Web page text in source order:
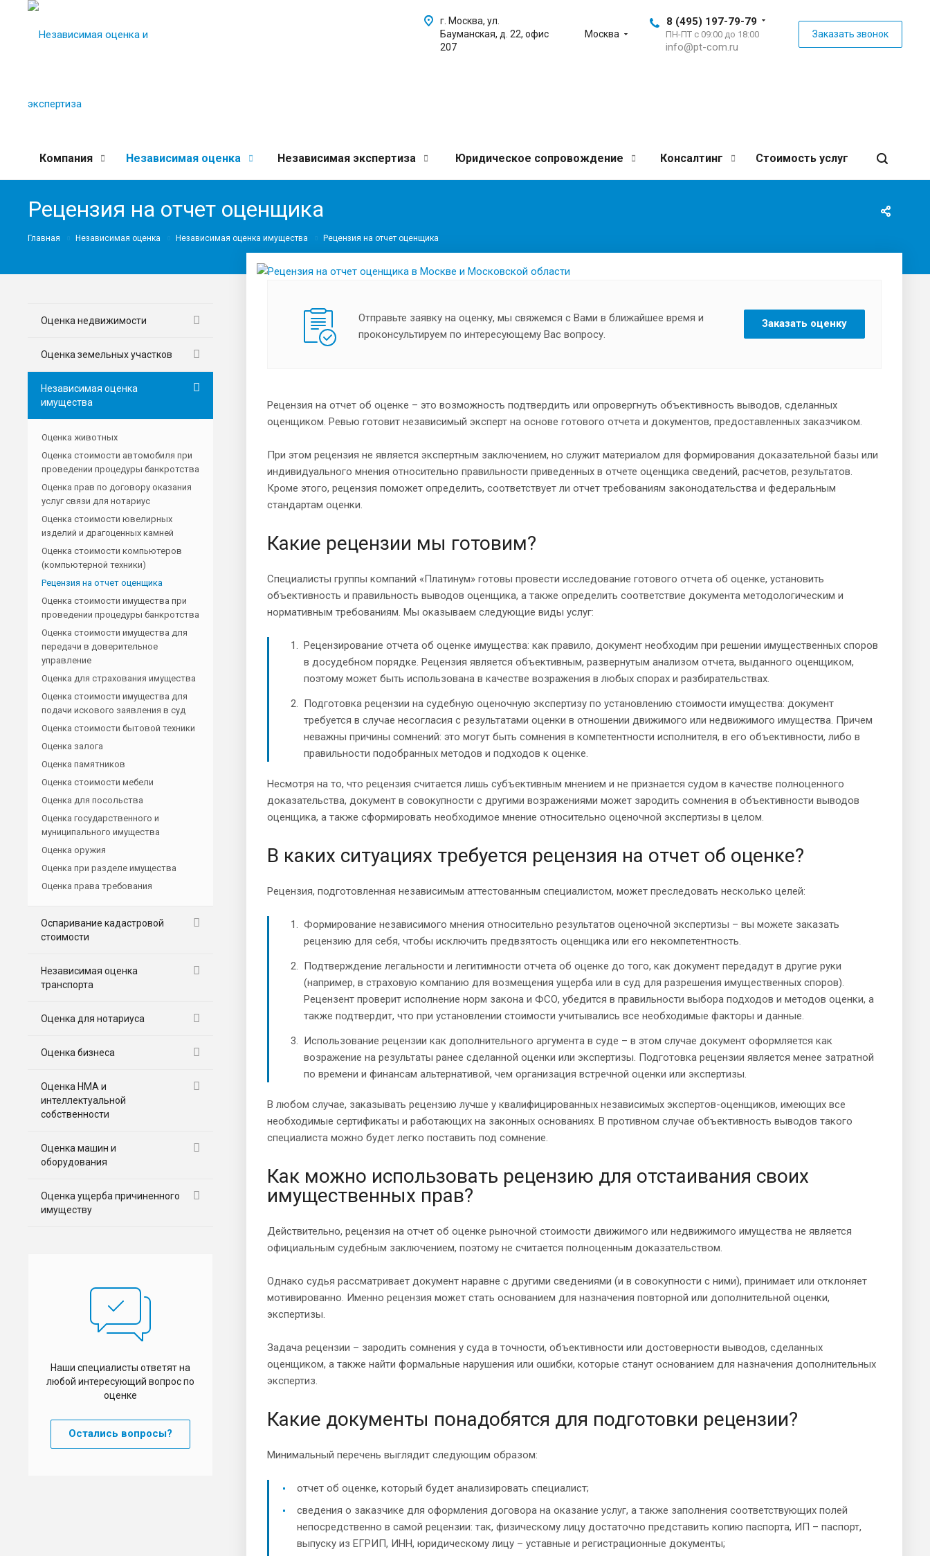
Москва
8 (495) 197-79-79
ПН-ПТ с 09:00 до 18:00
info@pt-com.ru
Заказать звонок
г. Москва, ул.
Бауманская, д. 22, офис
207
Компания Независимая оценка Независимая экспертиза Юридическое сопровождение Консалтинг Стоимость услуг
Рецензия на отчет оценщика
Главная Независимая оценка Независимая оценка имущества Рецензия на отчет оценщика
Отправьте заявку на оценку, мы свяжемся с Вами в ближайшее время и
проконсультируем по интересующему Вас вопросу.
Заказать оценку
Рецензия на отчет об оценке – это возможность подтвердить или опровергнуть объективность выводов, сделанных
оценщиком. Ревью готовит независимый эксперт на основе готового отчета и документов, предоставленных заказчиком.
При этом рецензия не является экспертным заключением, но служит материалом для формирования доказательной базы или
индивидуального мнения относительно правильности приведенных в отчете оценщика сведений, расчетов, результатов.
Кроме этого, рецензия поможет определить, соответствует ли отчет требованиям законодательства и федеральным
стандартам оценки.
Какие рецензии мы готовим?
Специалисты группы компаний «Платинум» готовы провести исследование готового отчета об оценке, установить
объективность и правильность выводов оценщика, а также определить соответствие документа методологическим и
нормативным требованиям. Мы оказываем следующие виды услуг:
Рецензирование отчета об оценке имущества: как правило, документ необходим при решении имущественных споров
в досудебном порядке. Рецензия является объективным, развернутым анализом отчета, выданного оценщиком,
поэтому может быть использована в качестве возражения в любых спорах и разбирательствах.
Подготовка рецензии на судебную оценочную экспертизу по установлению стоимости имущества: документ
требуется в случае несогласия с результатами оценки в отношении движимого или недвижимого имущества. Причем
неважны причины сомнений: это могут быть сомнения в компетентности исполнителя, в его объективности, либо в
правильности подобранных методов и подходов к оценке.
Несмотря на то, что рецензия считается лишь субъективным мнением и не признается судом в качестве полноценного
доказательства, документ в совокупности с другими возражениями может зародить сомнения в объективности выводов
оценщика, а также сформировать необходимое мнение относительно оценочной экспертизы в целом.
В каких ситуациях требуется рецензия на отчет об оценке?
Рецензия, подготовленная независимым аттестованным специалистом, может преследовать несколько целей:
Формирование независимого мнения относительно результатов оценочной экспертизы – вы можете заказать
рецензию для себя, чтобы исключить предвзятость оценщика или его некомпетентность.
Подтверждение легальности и легитимности отчета об оценке до того, как документ передадут в другие руки
(например, в страховую компанию для возмещения ущерба или в суд для разрешения имущественных споров).
Рецензент проверит исполнение норм закона и ФСО, убедится в правильности выбора подходов и методов оценки, а
также подтвердит, что при установлении стоимости учитывались все необходимые факторы и данные.
Использование рецензии как дополнительного аргумента в суде – в этом случае документ оформляется как
возражение на результаты ранее сделанной оценки или экспертизы. Подготовка рецензии является менее затратной
по времени и финансам альтернативой, чем организация встречной оценки или экспертизы.
В любом случае, заказывать рецензию лучше у квалифицированных независимых экспертов-оценщиков, имеющих все
необходимые сертификаты и работающих на законных основаниях. В противном случае объективность выводов такого
специалиста можно будет легко поставить под сомнение.
Как можно использовать рецензию для отстаивания своих
имущественных прав?
Действительно, рецензия на отчет об оценке рыночной стоимости движимого или недвижимого имущества не является
официальным судебным заключением, поэтому не считается полноценным доказательством.
Однако судья рассматривает документ наравне с другими сведениями (и в совокупности с ними), принимает или отклоняет
мотивированно. Именно рецензия может стать основанием для назначения повторной или дополнительной оценки,
экспертизы.
Задача рецензии – зародить сомнения у суда в точности, объективности или достоверности выводов, сделанных
оценщиком, а также найти формальные нарушения или ошибки, которые станут основанием для назначения дополнительных
экспертиз.
Какие документы понадобятся для подготовки рецензии?
Минимальный перечень выглядит следующим образом:
отчет об оценке, который будет анализировать специалист;
сведения о заказчике для оформления договора на оказание услуг, а также заполнения соответствующих полей
непосредственно в самой рецензии: так, физическому лицу достаточно представить копию паспорта, ИП – паспорт,
выпуску из ЕГРИП, ИНН, юридическому лицу – уставные и регистрационные документы;
Оценка недвижимости
Оценка земельных участков
Независимая оценка
имущества
Оценка животных
Оценка стоимости автомобиля при
проведении процедуры банкротства
Оценка прав по договору оказания
услуг связи для нотариус
Оценка стоимости ювелирных
изделий и драгоценных камней
Оценка стоимости компьютеров
(компьютерной техники)
Рецензия на отчет оценщика
Оценка стоимости имущества при
проведении процедуры банкротства
Оценка стоимости имущества для
передачи в доверительное
управление
Оценка для страхования имущества
Оценка стоимости имущества для
подачи искового заявления в суд
Оценка стоимости бытовой техники
Оценка залога
Оценка памятников
Оценка стоимости мебели
Оценка для посольства
Оценка государственного и
муниципального имущества
Оценка оружия
Оценка при разделе имущества
Оценка права требования
Оспаривание кадастровой
стоимости
Независимая оценка
транспорта
Оценка для нотариуса
Оценка бизнеса
Оценка НМА и
интеллектуальной
собственности
Оценка машин и
оборудования
Оценка ущерба причиненного
имуществу
Наши специалисты ответят на
любой интересующий вопрос по
оценке
Остались вопросы?